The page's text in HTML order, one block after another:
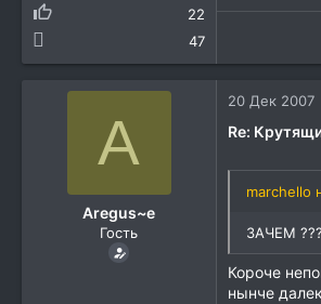
22
47
A
Aregus~e
Гость
20 Дек 2007
Re:
marchello
ЗАЧЕМ
Короче
нынче